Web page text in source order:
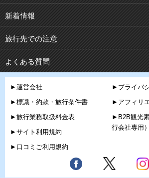
新着情報
旅行先での注意
よくある質問
►運営会社
►標識・約款・旅行条件書
►旅行業務取扱料金表
►サイト利用規約
►口コミご利用規約
►プライバ
►アフィリ
►B2B観光
行会社専用）